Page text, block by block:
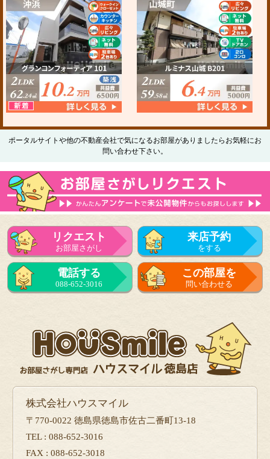
ポータルサイトや他の不動産会社で気になるお部屋がありましたらお気軽にお
問い合わせ下さい。
リクエスト
お部屋さがし
来店予約
をする
電話する
088-652-3016
この部屋を
問い合わせる
株式会社ハウスマイル
〒770-0022 徳島県徳島市佐古二番町13-18
TEL : 088-652-3016
FAX : 088-652-3018